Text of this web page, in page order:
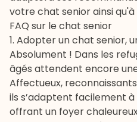
votre chat senior ainsi
FAQ sur le chat senior
1. Adopter un chat senior,
Absolument ! Dans les
âgés attendent encore
Affectueux,
ils s’adaptent facilement
offrant un foyer